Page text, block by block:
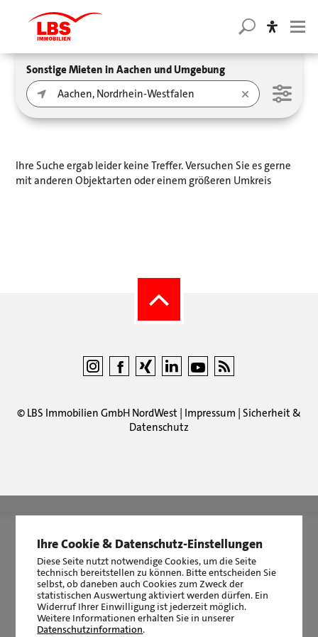
Sonstige Mieten in Aachen und Umgebung
Ihre Suche ergab leider keine Treffer. Versuchen Sie es gerne
mit anderen Objektarten oder einem größeren Umkreis
© LBS Immobilien GmbH NordWest | Impressum | Sicherheit &
Datenschutz
|2511Bewertungen auf ProvenExpert.com
Ihre Cookie & Datenschutz-Einstellungen
Diese Seite nutzt notwendige Cookies, um die Seite
technisch bereitstellen zu können. Bitte entscheiden Sie
selbst, ob daneben auch Cookies zum Zweck der
statistischen Auswertung aktiviert werden dürfen. Ein
Widerruf Ihrer Einwilligung ist jederzeit möglich.
Weitere Informationen erhalten Sie in unserer
Datenschutzinformation.